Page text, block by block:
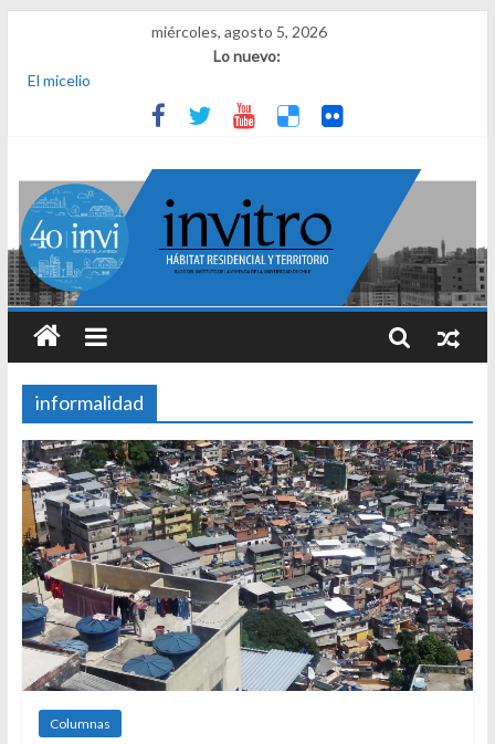
miércoles, agosto 5, 2026
Lo nuevo:
El micelio
Receta para viajar al pasado
Una noche y el amanecer en Dignidad
INVI
El derecho a habitar
informalidad
Columnas